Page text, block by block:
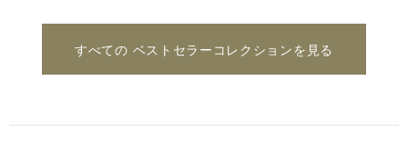
すべての ベストセラーコレクションを見る